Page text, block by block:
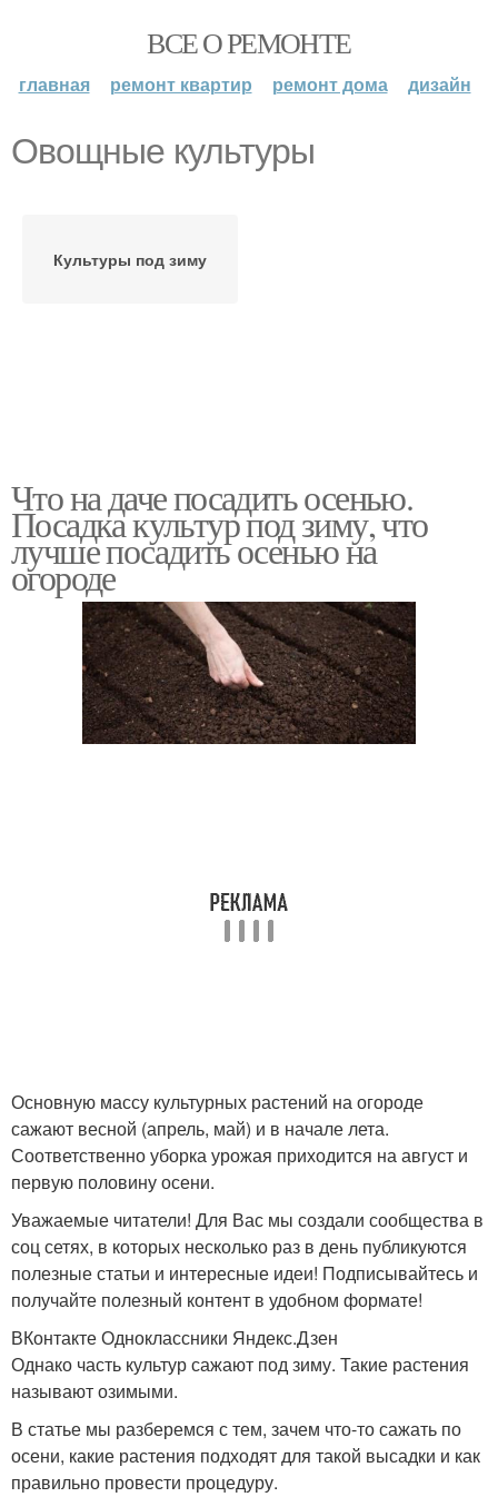
ВСЕ О РЕМОНТЕ
главная ремонт квартир ремонт дома дизайн
Овощные культуры
Культуры под зиму
Что на даче посадить осенью.
Посадка культур под зиму, что
лучше посадить осенью на
огороде
Основную массу культурных растений на огороде
сажают весной (апрель, май) и в начале лета.
Соответственно уборка урожая приходится на август и
первую половину осени.
Уважаемые читатели! Для Вас мы создали сообщества в
соц сетях, в которых несколько раз в день публикуются
полезные статьи и интересные идеи! Подписывайтесь и
получайте полезный контент в удобном формате!
ВКонтакте Одноклассники Яндекс.Дзен
Однако часть культур сажают под зиму. Такие растения
называют озимыми.
В статье мы разберемся с тем, зачем что-то сажать по
осени, какие растения подходят для такой высадки и как
правильно провести процедуру.